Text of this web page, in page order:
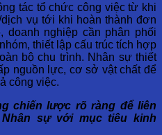
tác tổ chức công việc từ khi
vụ tới khi hoàn thành đơn
nghiệp cần phân phối
thiết lập cấu trúc tích hợp
bộ chu trình. Nhân sự thiết
nguồn lực, cơ sở vật chất để
công việc.
chiến lược rõ ràng để liên
sự với mục tiêu kinh